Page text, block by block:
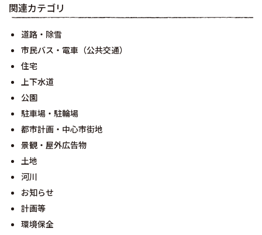
関連カテゴリ
道路・除雪
市民バス・電車（公共交通）
住宅
上下水道
公園
駐車場・駐輪場
都市計画・中心市街地
景観・屋外広告物
土地
河川
お知らせ
計画等
環境保全